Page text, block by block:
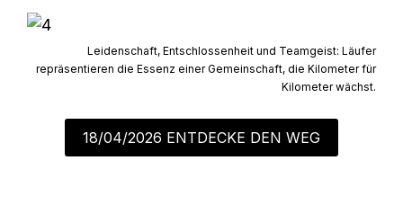
Leidenschaft, Entschlossenheit und Teamgeist: Läufer
repräsentieren die Essenz einer Gemeinschaft, die Kilometer für
Kilometer wächst.
18/04/2026 ENTDECKE DEN WEG